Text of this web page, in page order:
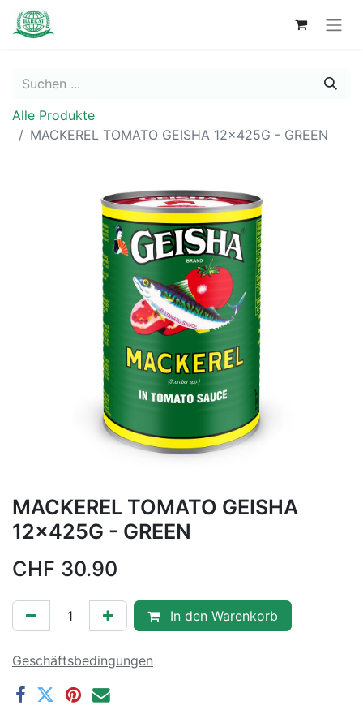
Alle Produkte
MACKEREL TOMATO GEISHA 12x425G - GREEN
MACKEREL TOMATO GEISHA
12x425G - GREEN
CHF 30.90
In den Warenkorb
Geschäftsbedingungen